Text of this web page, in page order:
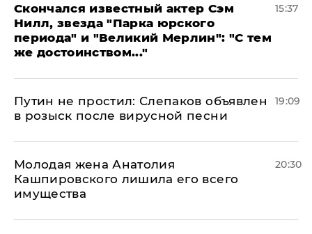
Скончался известный актер Сэм
Нилл, звезда "Парка юрского
периода" и "Великий Мерлин": "С тем
же достоинством..."
15:37
Путин не простил: Слепаков объявлен
в розыск после вирусной песни
19:09
Молодая жена Анатолия
Кашпировского лишила его всего
имущества
20:30